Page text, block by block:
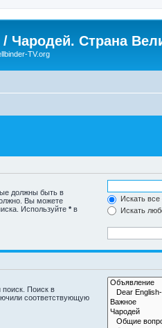
Чародей. Страна
TV.org
должны быть в
Вы можете
Используйте * в
Искать все
Искать
Поиск в
соответствующую